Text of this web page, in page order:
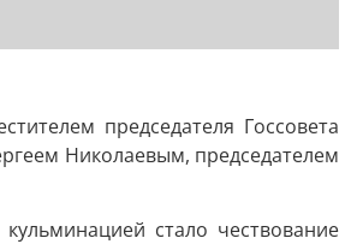
председателя Госсовета
Николаевым, председателем
стало чествование